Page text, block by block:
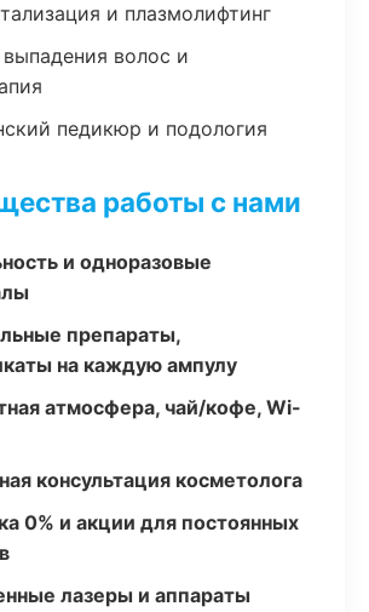
и плазмолифтинг
волос и
педикюр и подология
работы с нами
и одноразовые
препараты,
на каждую ампулу
атмосфера, чай/кофе, Wi-
консультация косметолога
0% и акции для постоянных
лазеры и аппараты